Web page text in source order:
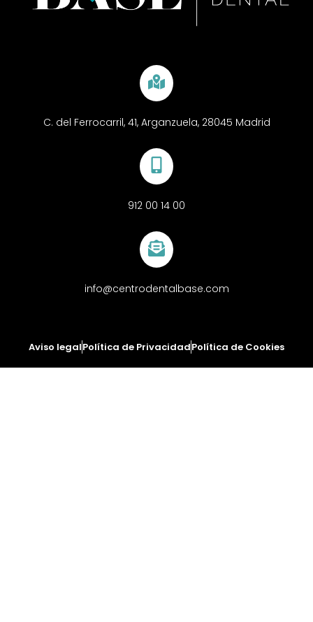
C. del Ferrocarril, 41, Arganzuela, 28045 Madrid
912 00 14 00
info@centrodentalbase.com
Aviso legalPolítica de PrivacidadPolítica de Cookies